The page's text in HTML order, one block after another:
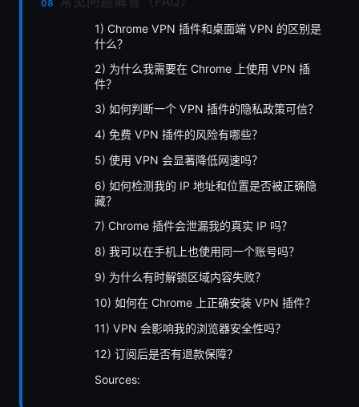
1) Chrome VPN 插件和桌面端 VPN 的区别是
什么？
2) 为什么我需要在 Chrome 上使用 VPN 插
件？
3) 如何判断一个 VPN 插件的隐私政策可信？
4) 免费 VPN 插件的风险有哪些？
5) 使用 VPN 会显著降低网速吗？
6) 如何检测我的 IP 地址和位置是否被正确隐
藏？
7) Chrome 插件会泄漏我的真实 IP 吗？
8) 我可以在手机上也使用同一个账号吗？
9) 为什么有时解锁区域内容失败？
10) 如何在 Chrome 上正确安装 VPN 插件？
11) VPN 会影响我的浏览器安全性吗？
12) 订阅后是否有退款保障？
Sources: